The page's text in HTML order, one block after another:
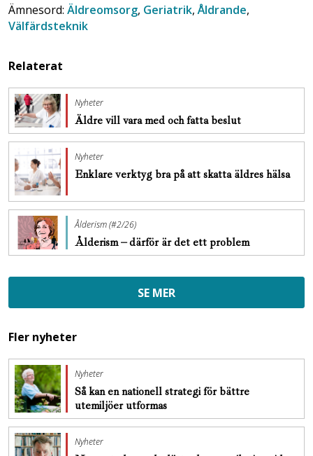
Ämnesord: Äldreomsorg, Geriatrik,Åldrande,
Välfärdsteknik
Relaterat
Nyheter
Äldre vill vara med och fatta beslut
Nyheter
Enklare verktyg bra på att skatta äldres hälsa
Ålderism (#2/26)
Ålderism – därför är det ett problem
SE MER
Fler nyheter
Nyheter
Så kan en nationell strategi för bättre
utemiljöer utformas
Nyheter